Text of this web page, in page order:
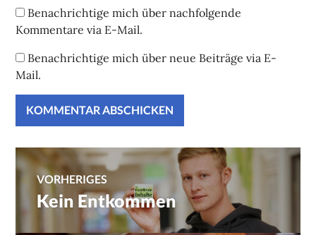
Benachrichtige mich über nachfolgende
Kommentare via E-Mail.
Benachrichtige mich über neue Beiträge via E-
Mail.
Beitragsnavigation
VORHERIGES
Vorheriger
Kein Entkommen